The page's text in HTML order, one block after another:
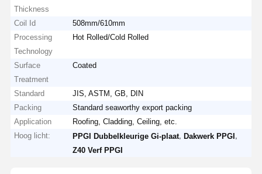
Thickness
Coil Id
508mm/610mm
Processing
Technology
Hot Rolled/Cold Rolled
Surface
Treatment
Coated
Standard
JIS, ASTM, GB, DIN
Packing
Standard seaworthy export packing
Application
Roofing, Cladding, Ceiling, etc.
Hoog licht:
PPGI Dubbelkleurige Gi-plaat ,Dakwerk PPGI
Z40 Verf PPGI